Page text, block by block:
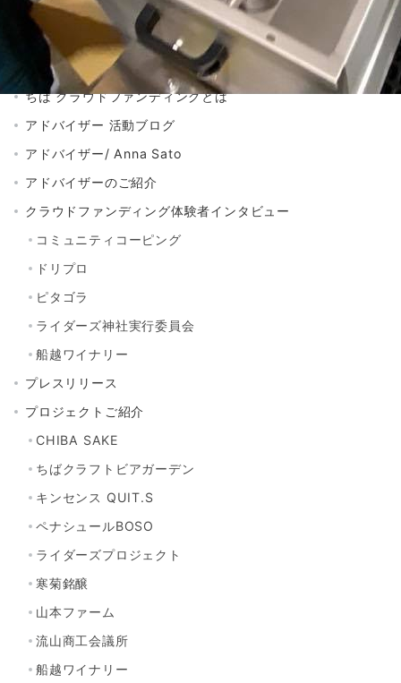
索：
カテゴリー
お知らせ
ちば クラウドファンディングとは
アドバイザー 活動ブログ
アドバイザー/ Anna Sato
アドバイザーのご紹介
クラウドファンディング体験者インタビュー
コミュニティコーピング
ドリプロ
ピタゴラ
ライダーズ神社実行委員会
船越ワイナリー
プレスリリース
プロジェクトご紹介
CHIBA SAKE
ちばクラフトビアガーデン
キンセンス QUIT.S
ペナシュールBOSO
ライダーズプロジェクト
寒菊銘醸
山本ファーム
流山商工会議所
船越ワイナリー